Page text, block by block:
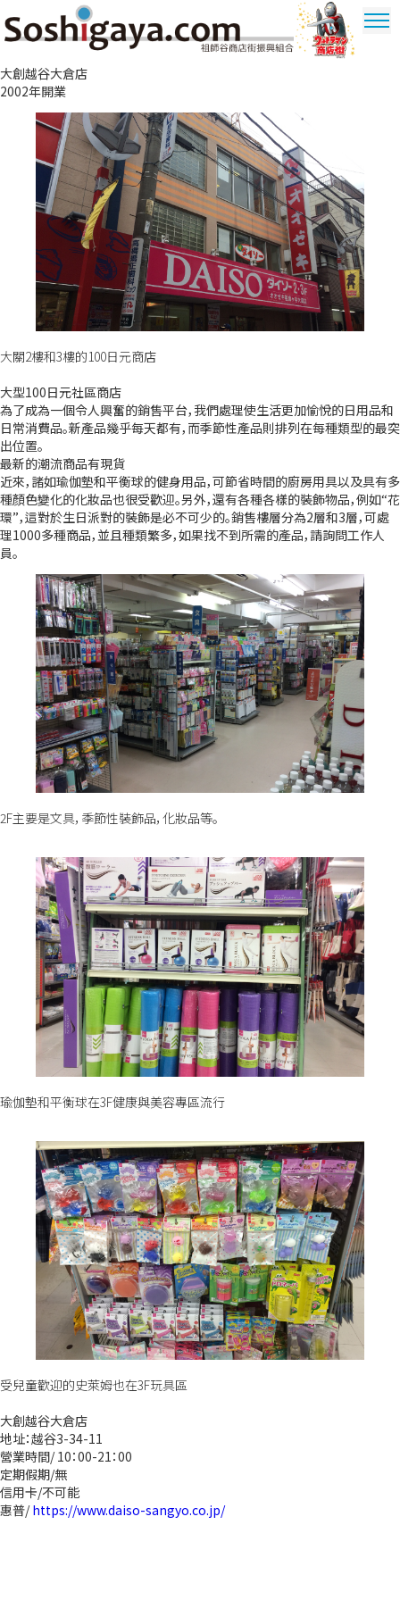
祖師谷商店街
大創越谷大倉店
2002年開業
大關2樓和3樓的100日元商店
大型100日元社區商店
為了成為一個令人興奮的銷售平台，我們處理使生活更加愉悅的日用品和
日常消費品。新產品幾乎每天都有，而季節性產品則排列在每種類型的最突
出位置。
最新的潮流商品有現貨
近來，諸如瑜伽墊和平衡球的健身用品，可節省時間的廚房用具以及具有多
種顏色變化的化妝品也很受歡迎。另外，還有各種各樣的裝飾物品，例如“花
環”，這對於生日派對的裝飾是必不可少的。銷售樓層分為2層和3層，可處
理1000多種商品，並且種類繁多，如果找不到所需的產品，請詢問工作人
員。
2F主要是文具，季節性裝飾品，化妝品等。
瑜伽墊和平衡球在3F健康與美容專區流行
受兒童歡迎的史萊姆也在3F玩具區
大創越谷大倉店
地址：越谷3-34-11
營業時間/ 10：00-21：00
定期假期/無
信用卡/不可能
惠普/https://www.daiso-sangyo.co.jp/